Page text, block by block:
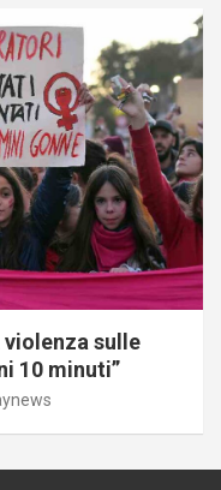
sulle
10 minuti”